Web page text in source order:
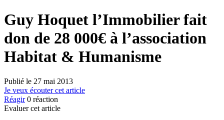
Guy Hoquet l’Immobilier fait
don de 28 000€ à l’association
Habitat & Humanisme
Publié le 27 mai 2013
Je veux écouter cet article
Réagir 0 réaction
Evaluer cet article